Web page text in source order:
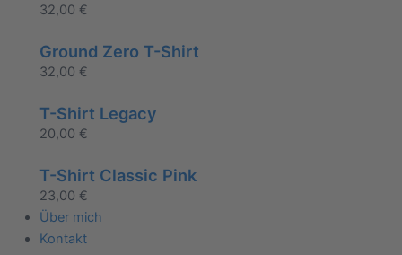
32,00 €
Ground Zero T-Shirt
32,00 €
T-Shirt Legacy
20,00 €
T-Shirt Classic Pink
23,00 €
Über mich
Kontakt